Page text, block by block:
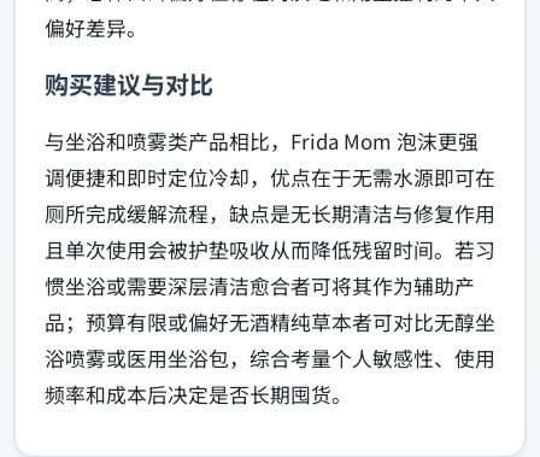
偏好差异。
购买建议与对比
与坐浴和喷雾类产品相比，Frida Mom 泡沫更强
调便捷和即时定位冷却，优点在于无需水源即可在
厕所完成缓解流程，缺点是无长期清洁与修复作用
且单次使用会被护垫吸收从而降低残留时间。若习
惯坐浴或需要深层清洁愈合者可将其作为辅助产
品；预算有限或偏好无酒精纯草本者可对比无醇坐
浴喷雾或医用坐浴包，综合考量个人敏感性、使用
频率和成本后决定是否长期囤货。